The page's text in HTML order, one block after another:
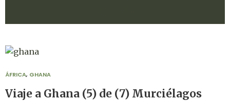
ÁFRICA, GHANA
Viaje a Ghana (5) de (7) Murciélagos